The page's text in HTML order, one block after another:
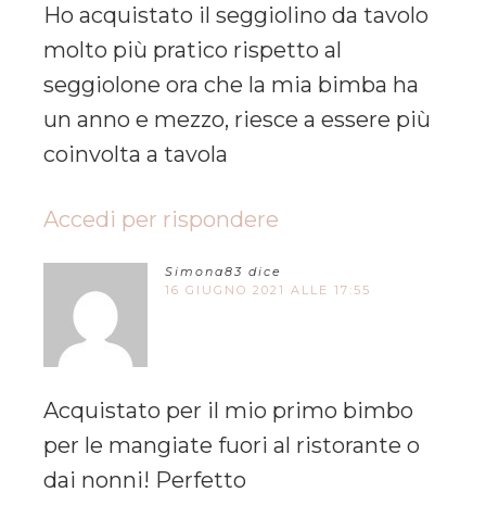
Ho acquistato il seggiolino da tavolo
molto più pratico rispetto al
seggiolone ora che la mia bimba ha
un anno e mezzo, riesce a essere più
coinvolta a tavola
Accedi per rispondere
Simona83 dice
16 GIUGNO 2021 ALLE 17:55
Acquistato per il mio primo bimbo
per le mangiate fuori al ristorante o
dai nonni! Perfetto